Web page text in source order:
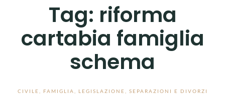
Tag: riforma
cartabia famiglia
schema
CIVILE FAMIGLIA LEGISLAZIONE SEPARAZIONI E DIVORZI